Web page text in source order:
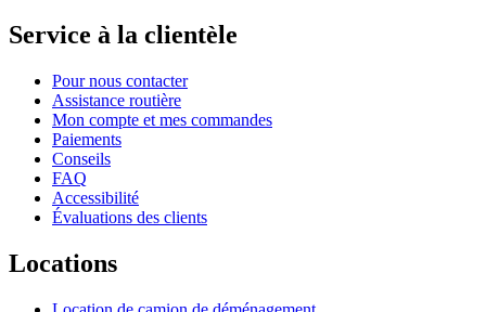
Service à la clientèle
Pour nous contacter
Assistance routière
Mon compte et mes commandes
Paiements
Conseils
FAQ
Accessibilité
Évaluations des clients
Locations